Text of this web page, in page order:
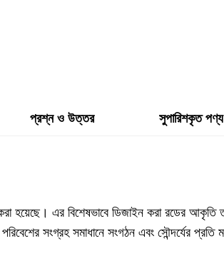
প্রশ্ন ও উত্তর সুপারিশকৃত পণ্য
হয়েছে। এর বিশেষভাবে ডিজাইন করা রডের
সংগ্রহ সমাধানে সংগঠন এবং সৌন্দর্যের প্রতি